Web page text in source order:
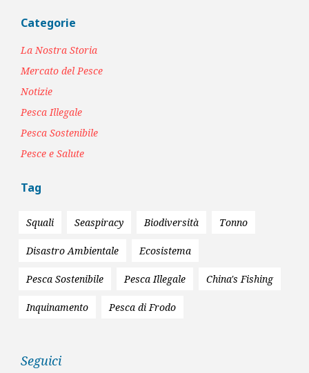
Categorie
La Nostra Storia
Mercato del Pesce
Notizie
Pesca Illegale
Pesca Sostenibile
Pesce e Salute
Tag
Squali Seaspiracy Biodiversità Tonno
Disastro Ambientale Ecosistema
Pesca Sostenibile Pesca Illegale China's Fishing
Inquinamento Pesca di Frodo
Seguici